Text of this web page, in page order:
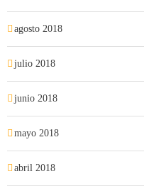
agosto 2018
julio 2018
junio 2018
mayo 2018
abril 2018